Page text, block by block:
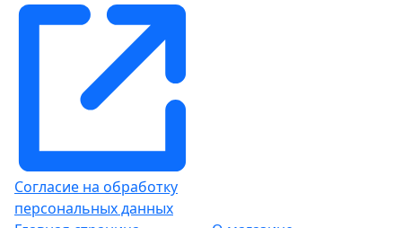
Согласие на обработку
персональных данных